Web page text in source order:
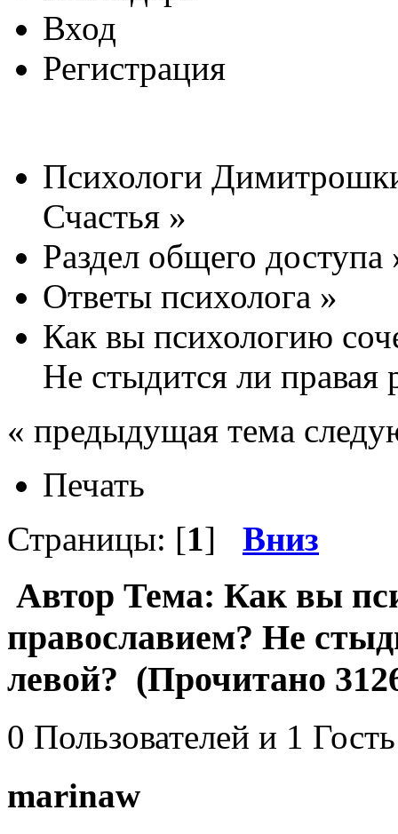
Вход
Регистрация
Психологи
Счастья »
Раздел общего доступа
Ответы психолога »
Как вы психологию
Не стыдится ли правая
« предыдущая тема
Печать
Страницы: [1] Вниз
Автор Тема: Как вы
православием? Не
левой? (Прочитано
0 Пользователей и 1
marinaw